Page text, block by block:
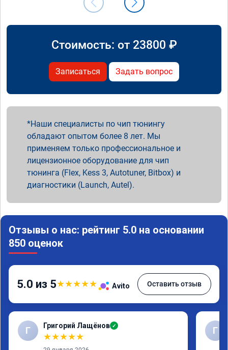
Стоимость: от 23800 ₽
Записаться Задать вопрос
Наши специалисты по чип тюнингу
обладают опытом более 8 лет. Мы
применяем только профессиональное и
лицензионное оборудование для чип
тюнинга (Flex, Kess 3, Autotuner, Bitbox) и
диагностики (Launch, Autel).
Отзывы о нас: рейтинг 5.0 на основании
850 оценок
5.0 из 5★★★★★ Avito Оставить отзыв
Г Григорий Лащёнов ✓
★★★★★
Г